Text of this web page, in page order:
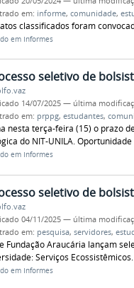
em: informe, comunidade,
classificados foram
em Informes
seletivo de
14/07/2025 — última
em: prppg, estudantes,
nesta terça-feira (15) o prazo
do NIT-UNILA.
em Informes
seletivo de
04/11/2025 — última
em: pesquisa, servidores,
Fundação Araucária lançam
Serviços Ecossistêmicos.
em Informes